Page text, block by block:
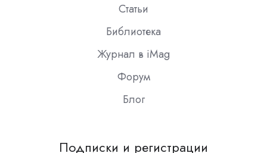
Статьи
Библиотека
Журнал в iMag
Форум
Блог
Подписки и регистрации